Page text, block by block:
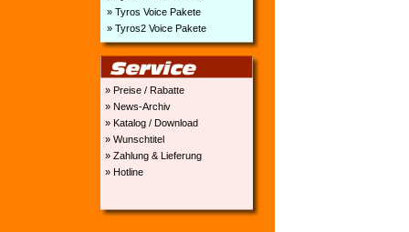
» Tyros Voice Pakete
» Tyros2 Voice Pakete
» Preise / Rabatte
» News-Archiv
» Katalog / Download
» Wunschtitel
» Zahlung & Lieferung
» Hotline